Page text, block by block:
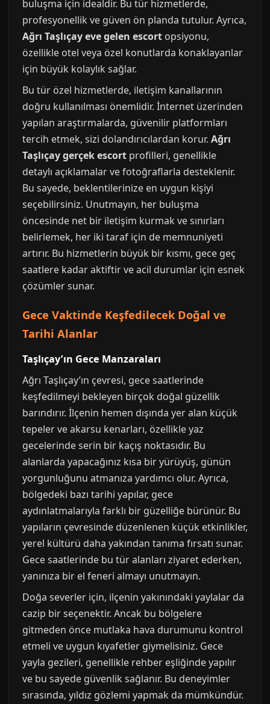
buluşma için idealdir. Bu tür hizmetlerde,
profesyonellik ve güven ön planda tutulur. Ayrıca,
Ağrı Taşlıçay eve gelen escort opsiyonu,
özellikle otel veya özel konutlarda konaklayanlar
için büyük kolaylık sağlar.
Bu tür özel hizmetlerde, iletişim kanallarının
doğru kullanılması önemlidir. İnternet üzerinden
yapılan araştırmalarda, güvenilir platformları
tercih etmek, sizi dolandırıcılardan korur. Ağrı
Taşlıçay gerçek escort profilleri, genellikle
detaylı açıklamalar ve fotoğraflarla desteklenir.
Bu sayede, beklentilerinize en uygun kişiyi
seçebilirsiniz. Unutmayın, her buluşma
öncesinde net bir iletişim kurmak ve sınırları
belirlemek, her iki taraf için de memnuniyeti
artırır. Bu hizmetlerin büyük bir kısmı, gece geç
saatlere kadar aktiftir ve acil durumlar için esnek
çözümler sunar.
Gece Vaktinde Keşfedilecek Doğal ve
Tarihi Alanlar
Taşlıçay’ın Gece Manzaraları
Ağrı Taşlıçay’ın çevresi, gece saatlerinde
keşfedilmeyi bekleyen birçok doğal güzellik
barındırır. İlçenin hemen dışında yer alan küçük
tepeler ve akarsu kenarları, özellikle yaz
gecelerinde serin bir kaçış noktasıdır. Bu
alanlarda yapacağınız kısa bir yürüyüş, günün
yorgunluğunu atmanıza yardımcı olur. Ayrıca,
bölgedeki bazı tarihi yapılar, gece
aydınlatmalarıyla farklı bir güzelliğe bürünür. Bu
yapıların çevresinde düzenlenen küçük etkinlikler,
yerel kültürü daha yakından tanıma fırsatı sunar.
Gece saatlerinde bu tür alanları ziyaret ederken,
yanınıza bir el feneri almayı unutmayın.
Doğa severler için, ilçenin yakınındaki yaylalar da
cazip bir seçenektir. Ancak bu bölgelere
gitmeden önce mutlaka hava durumunu kontrol
etmeli ve uygun kıyafetler giymelisiniz. Gece
yayla gezileri, genellikle rehber eşliğinde yapılır
ve bu sayede güvenlik sağlanır. Bu deneyimler
sırasında, yıldız gözlemi yapmak da mümkündür.